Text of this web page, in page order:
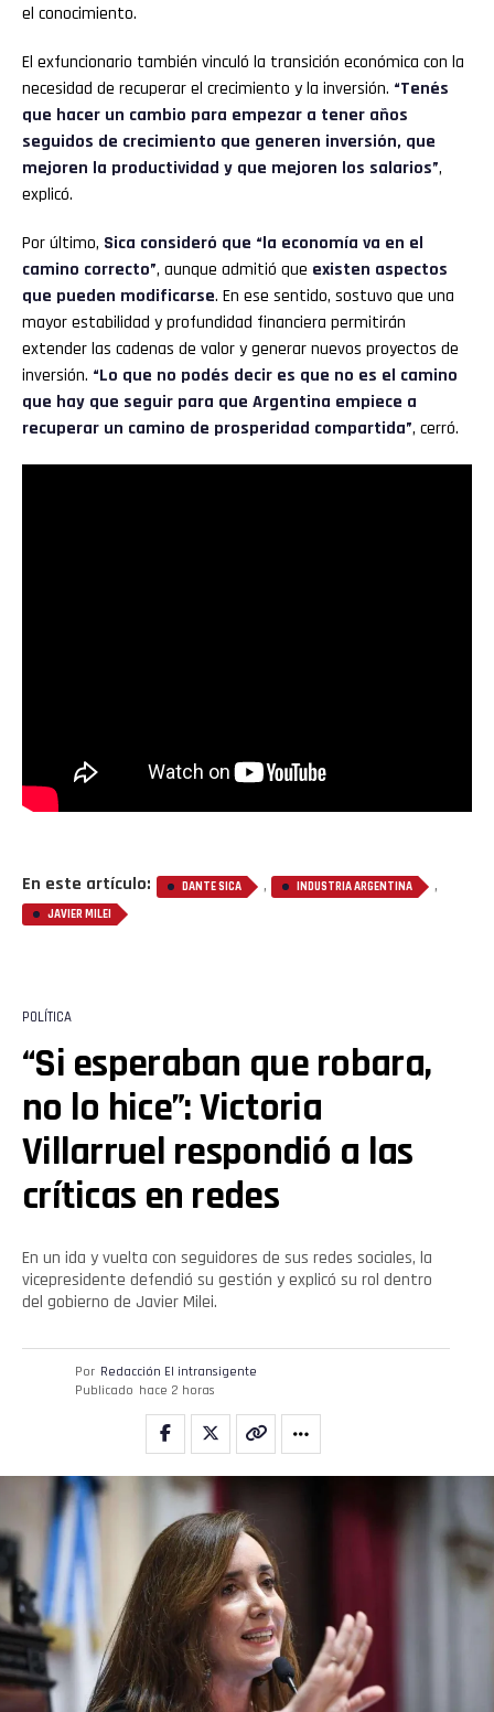
el conocimiento.
El exfuncionario también vinculó la transición económica con la
necesidad de recuperar el crecimiento y la inversión. “Tenés
que hacer un cambio para empezar a tener años
seguidos de crecimiento que generen inversión, que
mejoren la productividad y que mejoren los salarios”,
explicó.
Por último, Sica consideró que “la economía va en el
camino correcto”, aunque admitió que existen aspectos
que pueden modificarse. En ese sentido, sostuvo que una
mayor estabilidad y profundidad financiera permitirán
extender las cadenas de valor y generar nuevos proyectos de
inversión. “Lo que no podés decir es que no es el camino
que hay que seguir para que Argentina empiece a
recuperar un camino de prosperidad compartida”, cerró.
En este artículo: DANTE SICA , INDUSTRIA ARGENTINA ,
JAVIER MILEI
POLÍTICA
“Si esperaban que robara,
no lo hice”: Victoria
Villarruel respondió a las
críticas en redes
En un ida y vuelta con seguidores de sus redes sociales, la
vicepresidente defendió su gestión y explicó su rol dentro
del gobierno de Javier Milei.
Por Redacción El intransigente
Publicado hace 2 horas